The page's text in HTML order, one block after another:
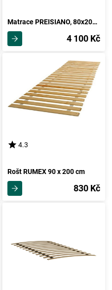
Matrace PREISIANO, 80x200 cm
4 100 Kč
4.3
Rošt RUMEX 90 x 200 cm
830 Kč